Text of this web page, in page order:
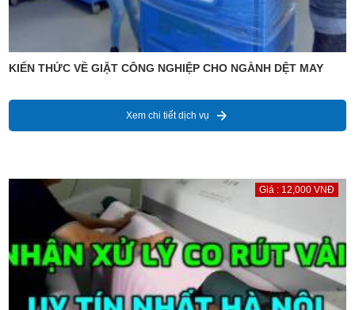
KIẾN THỨC VỀ GIẶT CÔNG NGHIỆP CHO NGÀNH DỆT MAY
Xem chi tiết dịch vụ
Giá : 12,000 VNĐ